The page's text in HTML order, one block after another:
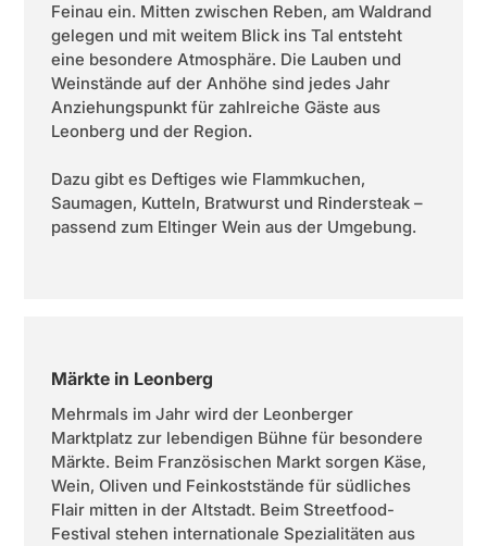
Feinau ein. Mitten zwischen Reben, am Waldrand
gelegen und mit weitem Blick ins Tal entsteht
eine besondere Atmosphäre. Die Lauben und
Weinstände auf der Anhöhe sind jedes Jahr
Anziehungspunkt für zahlreiche Gäste aus
Leonberg und der Region.
Dazu gibt es Deftiges wie Flammkuchen,
Saumagen, Kutteln, Bratwurst und Rindersteak –
passend zum Eltinger Wein aus der Umgebung.
Märkte in Leonberg
Mehrmals im Jahr wird der Leonberger
Marktplatz zur lebendigen Bühne für besondere
Märkte. Beim Französischen Markt sorgen Käse,
Wein, Oliven und Feinkoststände für südliches
Flair mitten in der Altstadt. Beim Streetfood-
Festival stehen internationale Spezialitäten aus